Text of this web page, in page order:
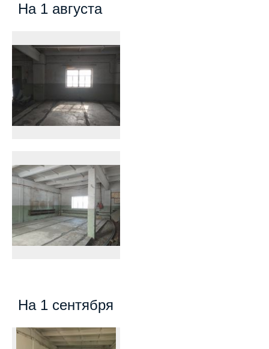
На 1 августа
На 1 сентября